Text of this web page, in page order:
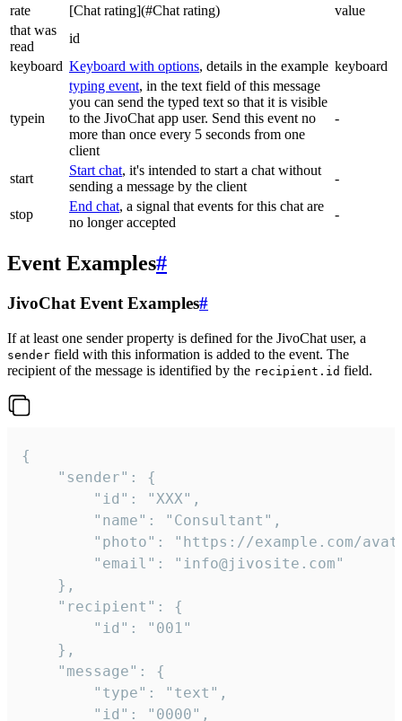
rate
[Chat rating](#Chat rating)
value
that was
read
id
keyboard Keyboard with options, details in the example keyboard
typein
typing event, in the text field of this message
you can send the typed text so that it is visible
to the JivoChat app user. Send this event no
more than once every 5 seconds from one
client
-
start
Start chat, it's intended to start a chat without
sending a message by the client
-
stop
End chat, a signal that events for this chat are
no longer accepted
-
Event Examples#
JivoChat Event Examples#
If at least one sender property is defined for the JivoChat user, a
sender field with this information is added to the event. The
recipient of the message is identified by the recipient.id field.
{